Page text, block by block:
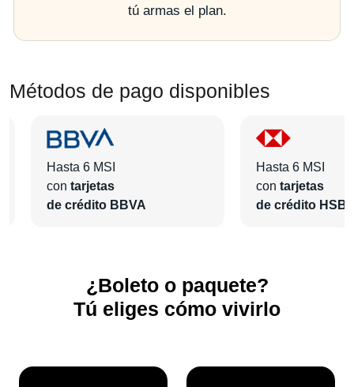
tú armas el plan.
Métodos de pago disponibles
Hasta 6 MSI
con tarjetas
de crédito BBVA
Hasta 6 MSI
con tarjetas
de crédito
¿Boleto o paquete?
Tú eliges cómo vivirlo